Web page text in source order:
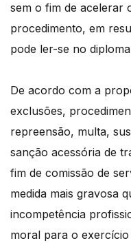
sem o fim de acelerar
procedimento, em
pode ler-se no
De acordo com a
exclusões,
repreensão, multa,
sanção acessória de
fim de comissão de
medida mais gravosa
incompetência
moral para o